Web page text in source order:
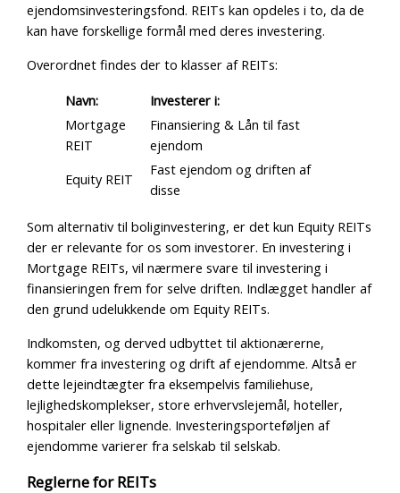
ejendomsinvesteringsfond. REITs kan opdeles i to, da de
kan have forskellige formål med deres investering.
Overordnet findes der to klasser af REITs:
Navn:
Investerer i:
Mortgage
REIT
Finansiering & Lån til fast
ejendom
Equity REIT
Fast ejendom og driften af
disse
Som alternativ til boliginvestering, er det kun Equity REITs
der er relevante for os som investorer. En investering i
Mortgage REITs, vil nærmere svare til investering i
finansieringen frem for selve driften. Indlægget handler af
den grund udelukkende om Equity REITs.
Indkomsten, og derved udbyttet til aktionærerne,
kommer fra investering og drift af ejendomme. Altså er
dette lejeindtægter fra eksempelvis familiehuse,
lejlighedskomplekser, store erhvervslejemål, hoteller,
hospitaler eller lignende. Investeringsporteføljen af
ejendomme varierer fra selskab til selskab.
Reglerne for REITs